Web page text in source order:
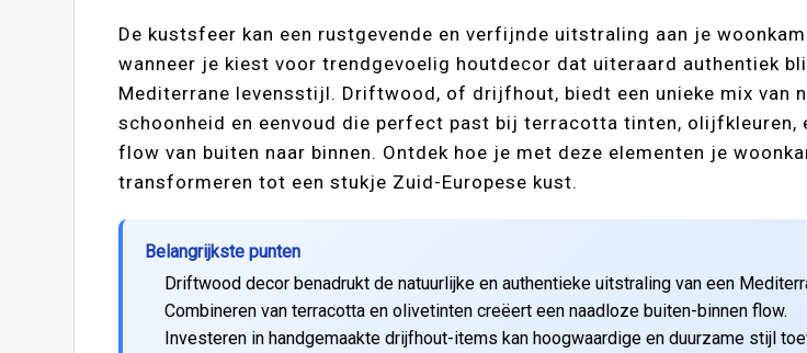
De kustsfeer kan een rustgevende en verfijnde uitstraling aan je
wanneer je kiest voor trendgevoelig houtdecor dat uiteraard authentiek
Mediterrane levensstijl. Driftwood, of drijfhout, biedt een unieke mix van
schoonheid en eenvoud die perfect past bij terracotta tinten, olijfkleuren,
flow van buiten naar binnen. Ontdek hoe je met deze elementen je
transformeren tot een stukje Zuid-Europese kust.
Belangrijkste punten
Driftwood decor benadrukt de natuurlijke en authentieke uitstraling van een
Combineren van terracotta en olivetinten creëert een naadloze buiten-binnen flow.
Investeren in handgemaakte drijfhout-items kan hoogwaardige en duurzame stijl